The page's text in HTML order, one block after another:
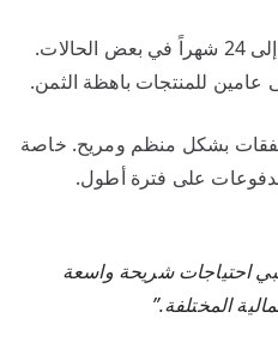
تمتد فترات السداد من 3 أشهر إلى 24 شهراً في بعض الحالات.
للمنتجات باهظة الثمن.
بشكل منظم ومريح. خاصة
على فترة أطول.
احتياجات شريحة واسعة
المختلفة.”